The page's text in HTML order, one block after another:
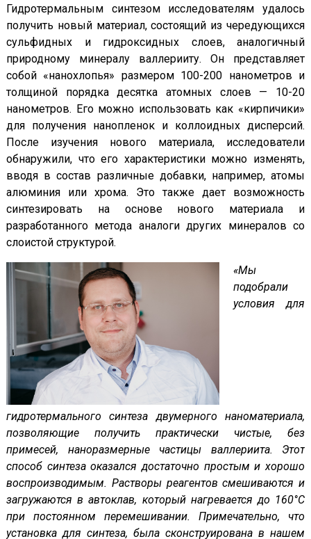
Гидротермальным синтезом исследователям удалось
получить новый материал, состоящий из чередующихся
сульфидных и гидроксидных слоев, аналогичный
природному минералу валлерииту. Он представляет
собой «нанохлопья» размером 100-200 нанометров и
толщиной порядка десятка атомных слоев — 10-20
нанометров. Его можно использовать как «кирпичики»
для получения нанопленок и коллоидных дисперсий.
После изучения нового материала, исследователи
обнаружили, что его характеристики можно изменять,
вводя в состав различные добавки, например, атомы
алюминия или хрома. Это также дает возможность
синтезировать на основе нового материала и
разработанного метода аналоги других минералов со
слоистой структурой.
«Мы
подобрали
условия для
гидротермального синтеза двумерного наноматериала,
позволяющие получить практически чистые, без
примесей, наноразмерные частицы валлериита. Этот
способ синтеза оказался достаточно простым и хорошо
воспроизводимым. Растворы реагентов смешиваются и
загружаются в автоклав, который нагревается до 160°С
при постоянном перемешивании. Примечательно, что
установка для синтеза, была сконструирована в нашем